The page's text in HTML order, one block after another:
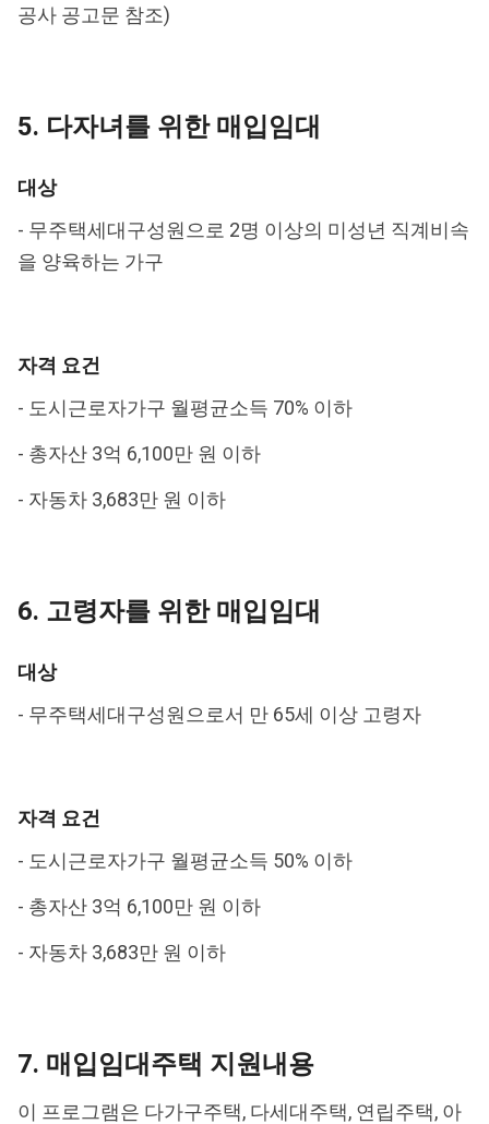
공사 공고문 참조)
5. 다자녀를 위한 매입임대
대상
- 무주택세대구성원으로 2명 이상의 미성년 직계비속
을 양육하는 가구
자격 요건
- 도시근로자가구 월평균소득 70% 이하
- 총자산 3억 6,100만 원 이하
- 자동차 3,683만 원 이하
6. 고령자를 위한 매입임대
대상
- 무주택세대구성원으로서 만 65세 이상 고령자
자격 요건
- 도시근로자가구 월평균소득 50% 이하
- 총자산 3억 6,100만 원 이하
- 자동차 3,683만 원 이하
7. 매입임대주택 지원내용
이 프로그램은 다가구주택, 다세대주택, 연립주택, 아